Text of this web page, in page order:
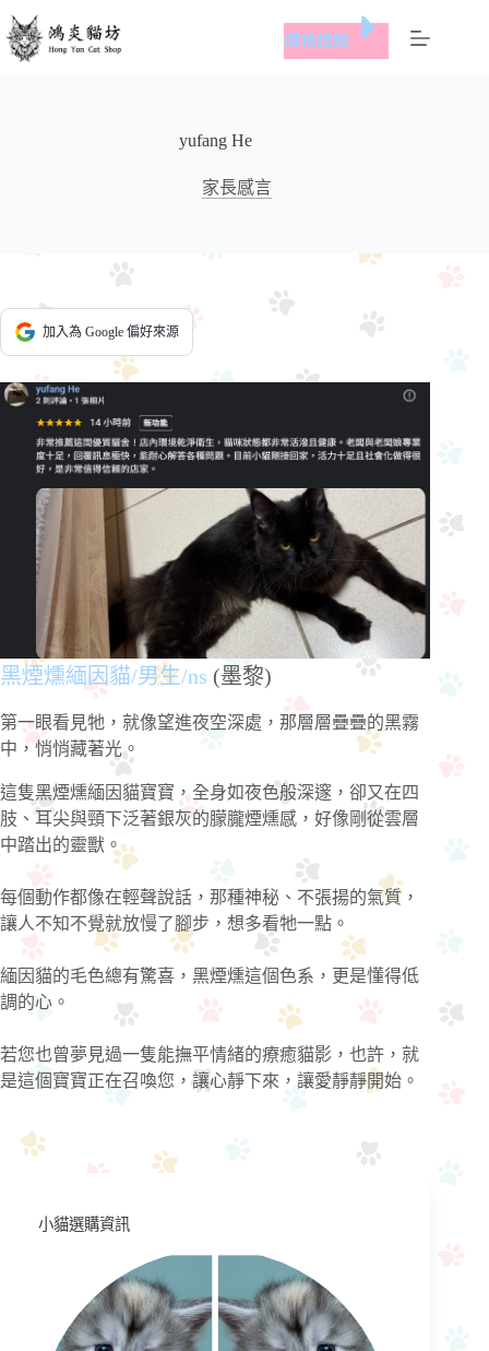
跳
至
價格諮詢
yufang He
家長感言
加入為 Google 偏好來源
黑煙燻緬因貓/男生/ns (墨黎)
第一眼看見牠，就像望進夜空深處，那層層疊疊的黑霧
中，悄悄藏著光。
這隻黑煙燻緬因貓寶寶，全身如夜色般深邃，卻又在四
肢、耳尖與頸下泛著銀灰的朦朧煙燻感，好像剛從雲層
中踏出的靈獸。
每個動作都像在輕聲說話，那種神秘、不張揚的氣質，
讓人不知不覺就放慢了腳步，想多看牠一點。
緬因貓的毛色總有驚喜，黑煙燻這個色系，更是懂得低
調的心。
若您也曾夢見過一隻能撫平情緒的療癒貓影，也許，就
是這個寶寶正在召喚您，讓心靜下來，讓愛靜靜開始。
小貓選購資訊